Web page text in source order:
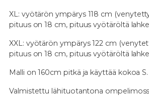
XL: vyötärön ympärys 118 cm
pituus on 18 cm, pituus vyötäröltä
XXL: vyötärön ympärys 122 cm
pituus on 18 cm, pituus vyötäröltä
Malli on 160cm pitkä ja käyttää kokoa S.
Valmistettu lähituotantona